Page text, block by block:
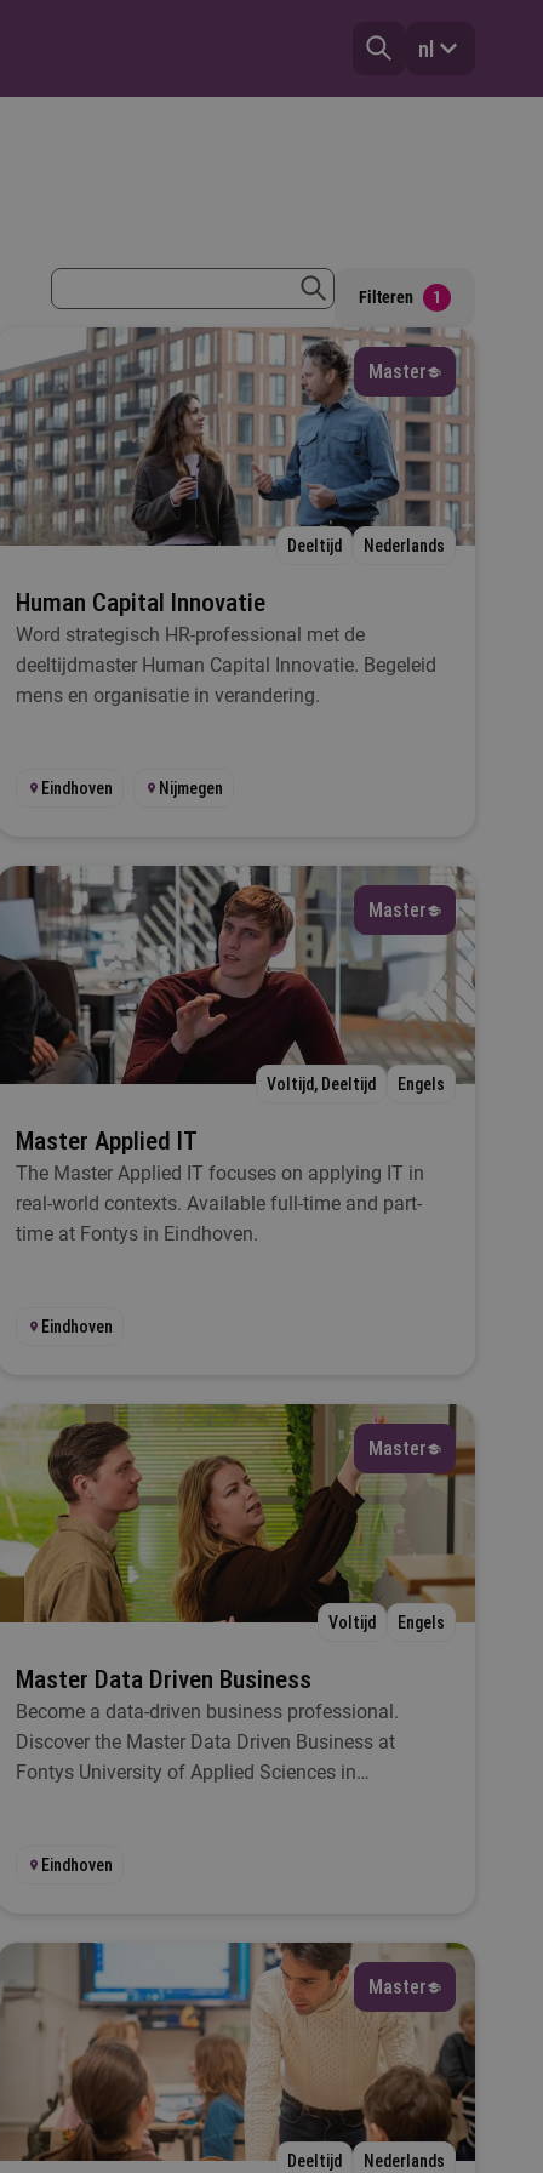
nl
zoekterm
zoeken
Filteren 1
Master
Deeltijd Nederlands
Human Capital Innovatie
Word strategisch HR-professional met de
deeltijdmaster Human Capital Innovatie. Begeleid
mens en organisatie in verandering.
Eindhoven Nijmegen
Master
Voltijd, Deeltijd Engels
Master Applied IT
The Master Applied IT focuses on applying IT in
real-world contexts. Available full-time and part-
time at Fontys in Eindhoven.
Eindhoven
Master
Voltijd Engels
Master Data Driven Business
Become a data-driven business professional.
Discover the Master Data Driven Business at
Fontys University of Applied Sciences in
Eindhoven
Master
Deeltijd Nederlands